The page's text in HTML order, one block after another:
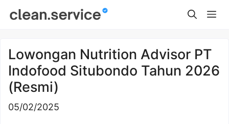
Lowongan Nutrition Advisor PT
Indofood Situbondo Tahun 2026
(Resmi)
05/02/2025